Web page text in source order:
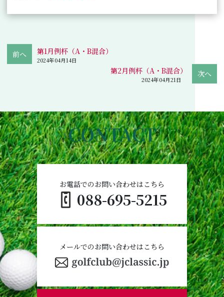
第1月例杯（A・B混合）
2024年04月14日
第2月例杯（A・B混合）
2024年04月21日
CONTACT
088-695-5215
お電話でのお問い合わせはこちら
メールでのお問い合わせはこちら